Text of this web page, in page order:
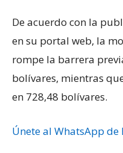
De acuerdo con la
en su portal web, la
rompe la barrera
bolívares, mientras
en 728,48 bolívares.
Únete al WhatsApp de